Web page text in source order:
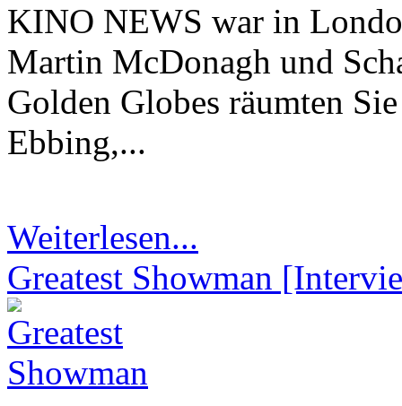
KINO NEWS war in
Martin McDonagh und
Golden Globes räumten
Ebbing,...
Weiterlesen...
Greatest Showman